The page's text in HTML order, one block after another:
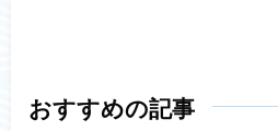
おすすめの記事